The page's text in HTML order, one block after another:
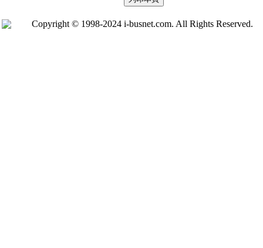
Copyright © 1998-2024 i-busnet.com. All Rights Reserved.